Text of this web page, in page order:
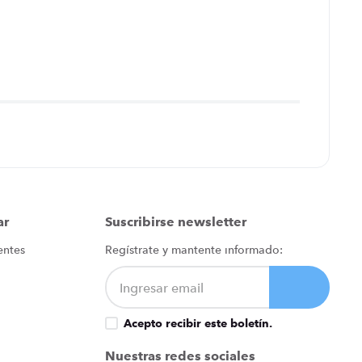
Suscribirse newsletter
Regístrate y mantente informado:
Acepto recibir este boletín.
Nuestras redes sociales